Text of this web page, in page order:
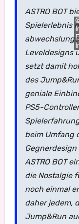
ASTRO BOT
Spielerlebnis
Leveldesigns
setzt damit
des
geniale
PS5-
beim Umfang
ASTRO BOT
die Nostalgie
noch einmal
daher jedem,
Jump&Run